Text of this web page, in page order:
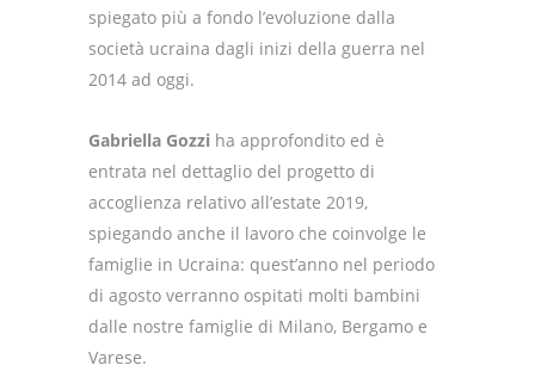
spiegato più a fondo l’evoluzione dalla
società ucraina dagli inizi della guerra nel
2014 ad oggi.
Gabriella Gozzi ha approfondito ed è
entrata nel dettaglio del progetto di
accoglienza relativo all’estate 2019,
spiegando anche il lavoro che coinvolge le
famiglie in Ucraina: quest’anno nel periodo
di agosto verranno ospitati molti bambini
dalle nostre famiglie di Milano, Bergamo e
Varese.